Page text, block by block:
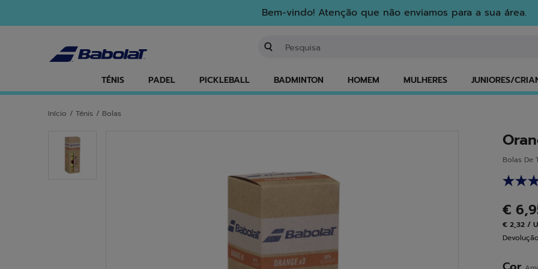
Bem-vindo! Atenção que não enviamos para a sua área.
TÉNIS PADEL PICKLEBALL BADMINTON HOMEM MULHERES JUNIORES/
Início / Ténis / Bolas
Bolas De
€
€ 2,32 /